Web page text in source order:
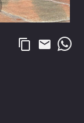
content_copy email